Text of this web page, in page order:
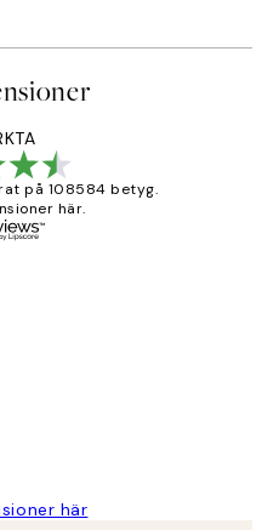
på 108584 betyg.
här.
här